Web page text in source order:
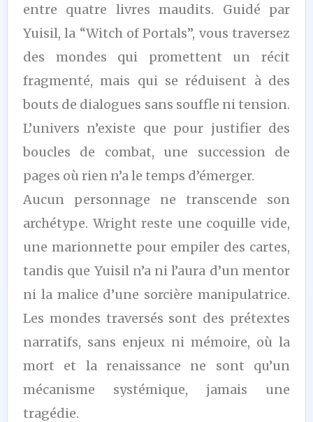
entre quatre livres maudits. Guidé par
Yuisil, la “Witch of Portals”, vous traversez
des mondes qui promettent un récit
fragmenté, mais qui se réduisent à des
bouts de dialogues sans souffle ni tension.
L’univers n’existe que pour justifier des
boucles de combat, une succession de
pages où rien n’a le temps d’émerger.
Aucun personnage ne transcende son
archétype. Wright reste une coquille vide,
une marionnette pour empiler des cartes,
tandis que Yuisil n’a ni l’aura d’un mentor
ni la malice d’une sorcière manipulatrice.
Les mondes traversés sont des prétextes
narratifs, sans enjeux ni mémoire, où la
mort et la renaissance ne sont qu’un
mécanisme systémique, jamais une
tragédie.